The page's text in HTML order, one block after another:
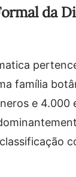
da
família
e 4.000